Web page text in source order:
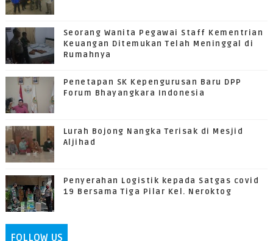
Seorang Wanita Pegawai Staff Kementrian
Keuangan Ditemukan Telah Meninggal di
Rumahnya
Penetapan SK Kepengurusan Baru DPP
Forum Bhayangkara Indonesia
Lurah Bojong Nangka Terisak di Mesjid
Aljihad
Penyerahan Logistik kepada Satgas covid
19 Bersama Tiga Pilar Kel. Neroktog
FOLLOW US